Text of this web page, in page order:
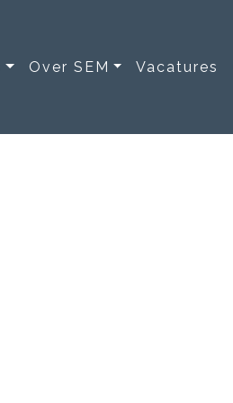
Over SEM Vacatures